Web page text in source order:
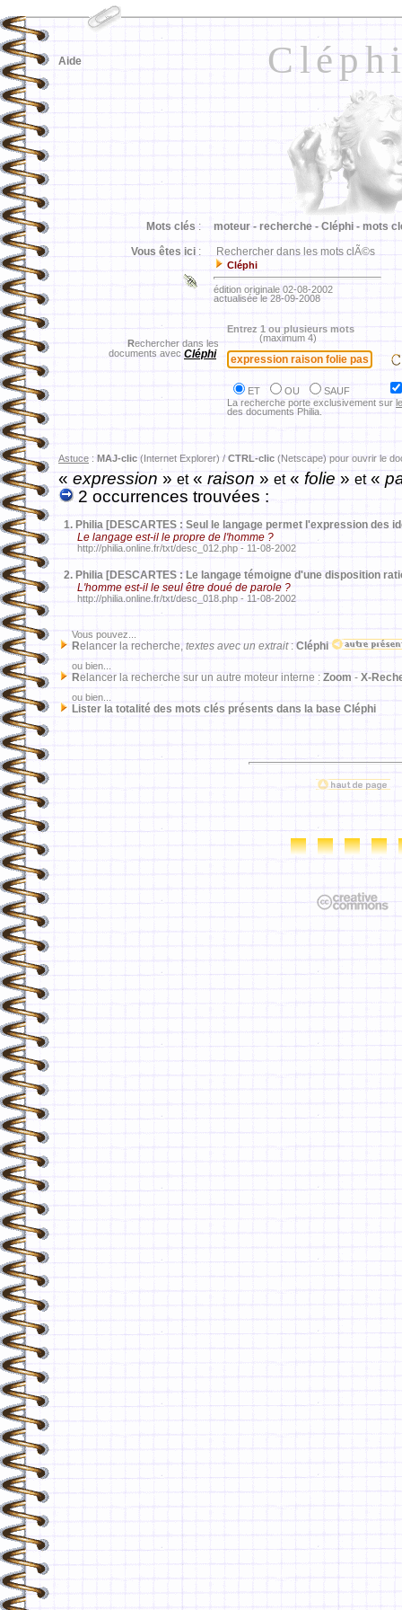
Aide
Mots clés : moteur - recherche - Cléphi - mots
Vous êtes ici : Rechercher dans les mots clÃ©s
Cléphi
édition originale 02-08-2002
actualisée le 28-09-2008
Rechercher dans les
documents avec Cléphi
Entrez 1 ou plusieurs mots
(maximum 4)
ET OU
SAUF
La recherche porte exclusivement sur
des documents Philia.
Astuce : MAJ-clic (Internet Explorer) / CTRL-clic (Netscape) pour ouvrir le
«expression » et« raison » et« folie » et«
2 occurrences trouvées :
1. Philia [DESCARTES : Seul le langage permet l'expression des
Le langage est-il le propre de l'homme ?
http://philia.online.fr/txt/desc_012.php - 11-08-2002
2. Philia [DESCARTES : Le langage témoigne d'une disposition
L'homme est-il le seul être doué de parole ?
http://philia.online.fr/txt/desc_018.php - 11-08-2002
Vous pouvez...
Relancer la recherche, textes avec un extrait: Cléphi
ou bien...
Relancer la recherche sur un autre moteur interne : Zoom - X-
ou bien...
Lister la totalité des mots clés présents dans la base Cléphi